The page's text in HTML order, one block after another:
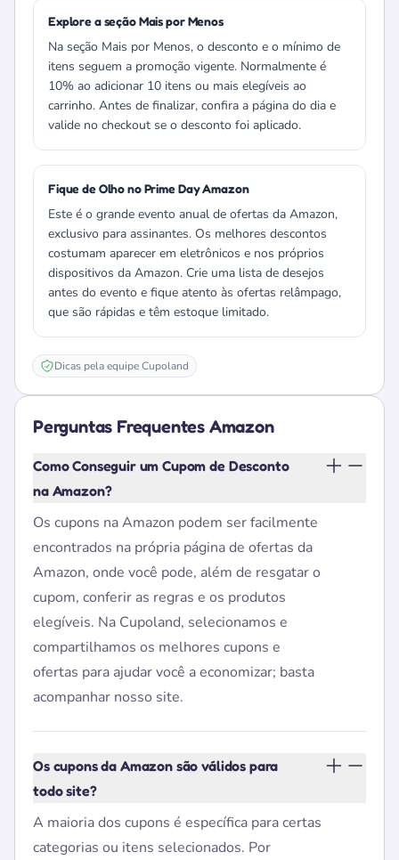
Explore a seção Mais por Menos
Na seção Mais por Menos, o desconto e o mínimo de
itens seguem a promoção vigente. Normalmente é
10% ao adicionar 10 itens ou mais elegíveis ao
carrinho. Antes de finalizar, confira a página do dia e
valide no checkout se o desconto foi aplicado.
Fique de Olho no Prime Day Amazon
Este é o grande evento anual de ofertas da Amazon,
exclusivo para assinantes. Os melhores descontos
costumam aparecer em eletrônicos e nos próprios
dispositivos da Amazon. Crie uma lista de desejos
antes do evento e fique atento às ofertas relâmpago,
que são rápidas e têm estoque limitado.
Dicas pela equipe Cupoland
Perguntas Frequentes Amazon
Como Conseguir um Cupom de Desconto
na Amazon?
Os cupons na Amazon podem ser facilmente
encontrados na própria página de ofertas da
Amazon, onde você pode, além de resgatar o
cupom, conferir as regras e os produtos
elegíveis. Na Cupoland, selecionamos e
compartilhamos os melhores cupons e
ofertas para ajudar você a economizar; basta
acompanhar nosso site.
Os cupons da Amazon são válidos para
todo site?
A maioria dos cupons é específica para certas
categorias ou itens selecionados. Por